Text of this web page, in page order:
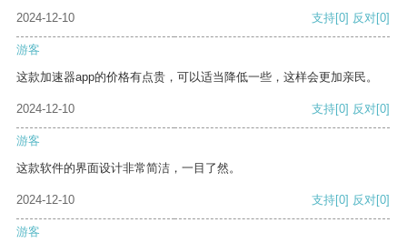
2024-12-10
支持[0] 反对[0]
游客
这款加速器app的价格有点贵，可以适当降低一些，这样会更加亲民。
2024-12-10 支持[0] 反对[0]
游客
这款软件的界面设计非常简洁，一目了然。
2024-12-10 支持[0] 反对[0]
游客